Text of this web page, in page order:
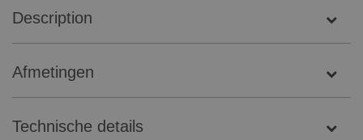
Description
Afmetingen
Technische details